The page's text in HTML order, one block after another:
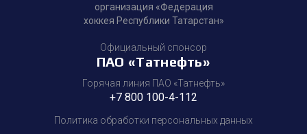
организация «Федерация
хоккея Республики Татарстан»
Официальный спонсор
ПАО «Татнефть»
Горячая линия ПАО «Татнефть»
+7 800 100-4-112
Политика обработки персональных данных